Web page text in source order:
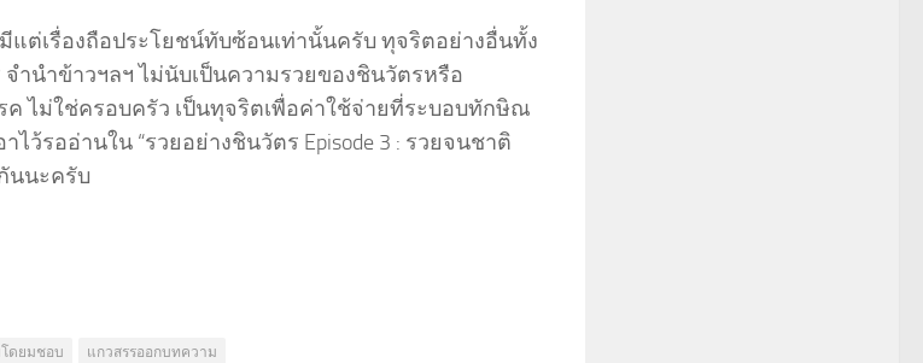
แต่เรื่องถือประโยชน์ทับซ้อนเท่านั้นครับ ทุจริตอย่างอื่นทั้ง
จำนำข้าวฯลฯ ไม่นับเป็นความรวยของชินวัตรหรือ
ค ไม่ใช่ครอบครัว เป็นทุจริตเพื่อค่าใช้จ่ายที่ระบอบทักษิณ
ไว้รออ่านใน “รวยอย่างชินวัตร Episode 3 : รวยจนชาติ
นนะครับ
โดยมชอบ แกวสรรออกบทความ